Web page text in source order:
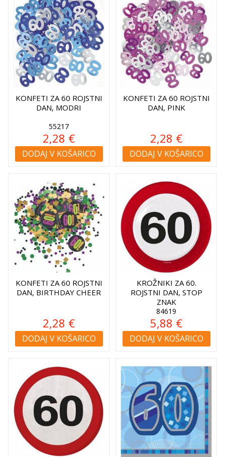
KONFETI ZA 60 ROJSTNI
DAN, MODRI
55217
2,28 €
DODAJ V KOŠARICO
KONFETI ZA 60 ROJSTNI
DAN, PINK
2,28 €
DODAJ V KOŠARICO
KONFETI ZA 60 ROJSTNI
DAN, BIRTHDAY CHEER
2,28 €
DODAJ V KOŠARICO
KROŽNIKI ZA 60.
ROJSTNI DAN, STOP
ZNAK
84619
5,88 €
DODAJ V KOŠARICO